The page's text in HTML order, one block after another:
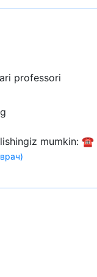
professori
mumkin: ☎️